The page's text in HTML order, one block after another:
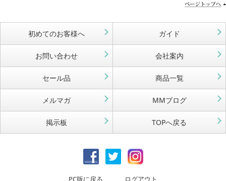
初めてのお客様へ ガイド
お問い合わせ 会社案内
セール品 商品一覧
メルマガ MMブログ
掲示板 TOPへ戻る
PC版に戻る ログアウト